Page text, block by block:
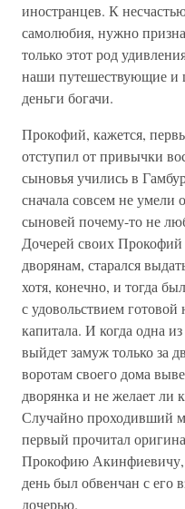
иностранцев. К
самолюбия, нужно
только этот род
наши путешествующие
деньги богачи.
Прокофий, кажется,
отступил от привычки
сыновья учились в
сначала совсем не умели
сыновей почему-то не
Дочерей своих
дворянам, старался
хотя, конечно, и тогда
с удовольствием готовой
капитала. И когда одна
выйдет замуж только за
воротам своего дома
дворянка и не желает ли
Случайно проходивший
первый прочитал
Прокофию Акинфиевичу,
день был обвенчан с его
дочерью.